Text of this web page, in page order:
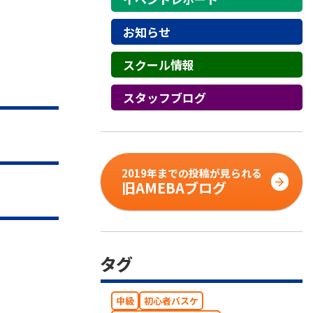
お知らせ
スクール情報
スタッフブログ
2019年までの投稿が見られる
旧AMEBAブログ
タグ
中級
初心者バスケ